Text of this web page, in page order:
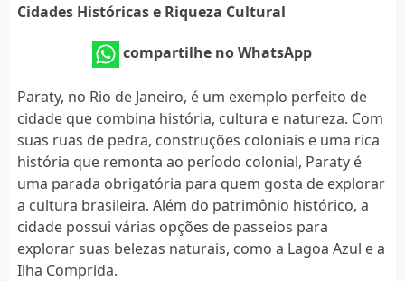
Cidades Históricas e Riqueza Cultural
compartilhe no WhatsApp
Paraty, no Rio de Janeiro, é um exemplo perfeito de
cidade que combina história, cultura e natureza. Com
suas ruas de pedra, construções coloniais e uma rica
história que remonta ao período colonial, Paraty é
uma parada obrigatória para quem gosta de explorar
a cultura brasileira. Além do patrimônio histórico, a
cidade possui várias opções de passeios para
explorar suas belezas naturais, como a Lagoa Azul e a
Ilha Comprida.